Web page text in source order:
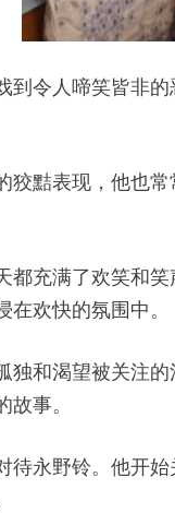
令人啼笑皆非
黠表现，他也
充满了欢笑和
欢快的氛围中。
和渴望被关注
事。
永野铃。他开